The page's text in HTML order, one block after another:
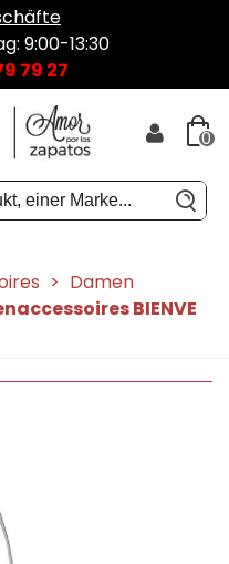
9:00-13:30
79 27
0
> Damen
BIENVE